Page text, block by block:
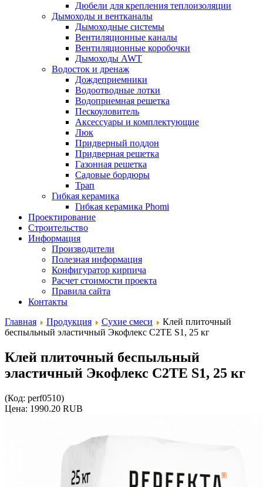
Дюбели для крепления теплоизоляции
Дымоходы и вентканалы
Дымоходные системы
Вентиляционные каналы
Вентиляционные коробочки
Дымоходы AWT
Водосток и дренаж
Дождеприемники
Водоотводные лотки
Водоприемная решетка
Пескоуловитель
Аксессуары и комплектующие
Люк
Придверный поддон
Придверная решетка
Газонная решетка
Садовые бордюры
Трап
Гибкая керамика
Гибкая керамика Phomi
Проектирование
Строительство
Информация
Производители
Полезная информация
Конфигуратор кирпича
Расчет стоимости проекта
Правила сайта
Контакты
Главная
Продукция Сухие смеси
Клей плиточный
беспыльный эластичный Экофлекс C2TE S1, 25 кг
Клей плиточный беспыльный
эластичный Экофлекс C2TE S1, 25 кг
(Код: perf0510)
Цена: 1990.20 RUB